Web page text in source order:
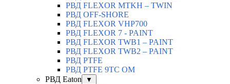
РВД FLEXOR MTKH – TWIN
РВД OFF-SHORE
РВД FLEXOR VHP700
РВД FLEXOR 7 - PAINT
РВД FLEXOR TWB1 – PAINT
РВД FLEXOR TWB2 – PAINT
РВД PTFE
РВД PTFE 9TC OM
РВД Eaton
▼